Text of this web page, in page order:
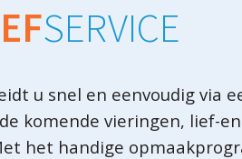
SERVICE
u snel en eenvoudig via
komende vieringen, lief-
het handige